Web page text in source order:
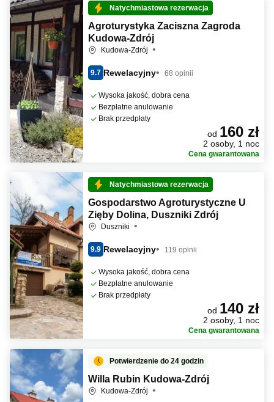
Natychmiastowa rezerwacja
Agroturystyka Zaciszna Zagroda
Kudowa-Zdrój
Kudowa-Zdrój
9.7 Rewelacyjny 68 opinii
Wysoka jakość, dobra cena
Bezpłatne anulowanie
Brak przedpłaty
od 160 zł
2 osoby, 1 noc
Cena gwarantowana
Natychmiastowa rezerwacja
Gospodarstwo Agroturystyczne U
Zięby Dolina, Duszniki Zdrój
Duszniki
9.9 Rewelacyjny 119 opinii
Wysoka jakość, dobra cena
Bezpłatne anulowanie
Brak przedpłaty
od 140 zł
2 osoby, 1 noc
Cena gwarantowana
Potwierdzenie do 24 godzin
Willa Rubin Kudowa-Zdrój
Kudowa-Zdrój